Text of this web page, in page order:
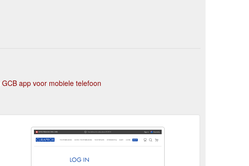
GCB app voor mobiele telefoon